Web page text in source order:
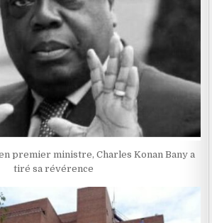
premier ministre, Charles Konan Bany a
tiré sa révérence